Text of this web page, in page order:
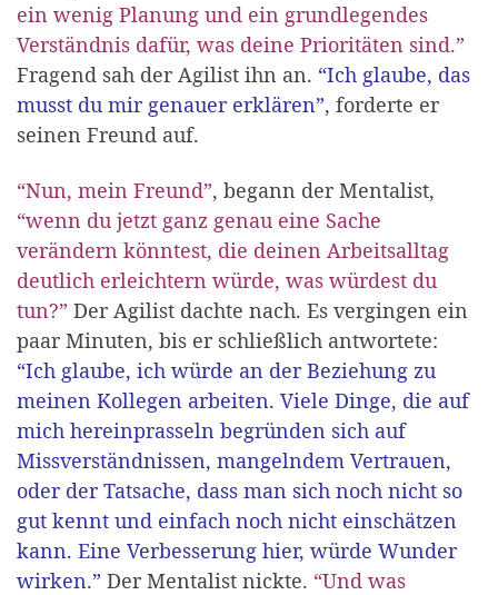
ein wenig Planung und ein grundlegendes
Verständnis dafür, was deine Prioritäten sind.”
Fragend sah der Agilist ihn an. “Ich glaube, das
musst du mir genauer erklären”, forderte er
seinen Freund auf.
“Nun, mein Freund”, begann der Mentalist,
“wenn du jetzt ganz genau eine Sache
verändern könntest, die deinen Arbeitsalltag
deutlich erleichtern würde, was würdest du
tun?” Der Agilist dachte nach. Es vergingen ein
paar Minuten, bis er schließlich antwortete:
“Ich glaube, ich würde an der Beziehung zu
meinen Kollegen arbeiten. Viele Dinge, die auf
mich hereinprasseln begründen sich auf
Missverständnissen, mangelndem Vertrauen,
oder der Tatsache, dass man sich noch nicht so
gut kennt und einfach noch nicht einschätzen
kann. Eine Verbesserung hier, würde Wunder
wirken.” Der Mentalist nickte. “Und was